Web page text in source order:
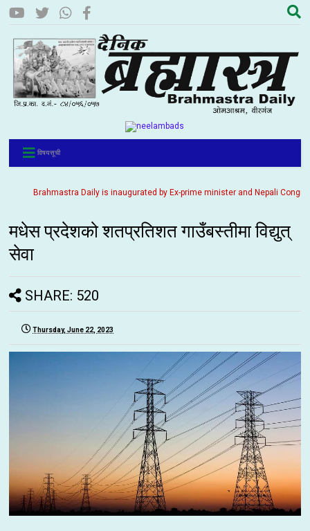
विषयसूची
Brahmastra Daily is inaugurated by Ex-prime minister and Nepali
मधेस प्रदेशको शतप्रतिशत गाउँबस्तीमा विद्युत्
सेवा
SHARE: 520
Thursday, June 22, 2023